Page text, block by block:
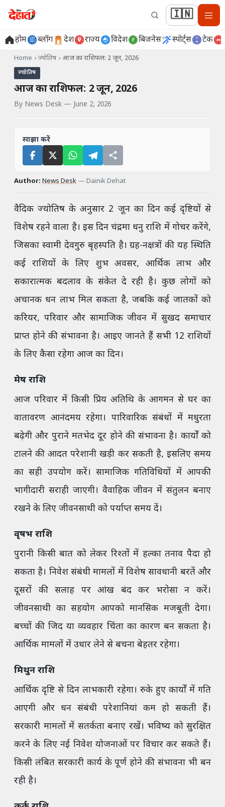
🇮🇳
होम ब्लॉग देश राज्य विदेश बिजनेस स्पोर्ट्स टेक
Home › ज्योतिष › आज का राशिफल: 2 जून, 2026
ज्योतिष
आज का राशिफल: 2 जून, 2026
By News Desk — June 2, 2026
साझा करें
Author: News Desk — Dainik Dehat
वैदिक ज्योतिष के अनुसार 2 जून का दिन कई दृष्टियों से
विशेष रहने वाला है। इस दिन चंद्रमा धनु राशि में गोचर करेंगे,
जिसका स्वामी देवगुरु बृहस्पति है। ग्रह-नक्षत्रों की यह स्थिति
कई राशियों के लिए शुभ अवसर, आर्थिक लाभ और
सकारात्मक बदलाव के संकेत दे रही है। कुछ लोगों को
अचानक धन लाभ मिल सकता है, जबकि कई जातकों को
करियर, परिवार और सामाजिक जीवन में सुखद समाचार
प्राप्त होने की संभावना है। आइए जानते हैं सभी 12 राशियों
के लिए कैसा रहेगा आज का दिन।
मेष राशि
आज परिवार में किसी प्रिय अतिथि के आगमन से घर का
वातावरण आनंदमय रहेगा। पारिवारिक संबंधों में मधुरता
बढ़ेगी और पुराने मतभेद दूर होने की संभावना है। कार्यों को
टालने की आदत परेशानी खड़ी कर सकती है, इसलिए समय
का सही उपयोग करें। सामाजिक गतिविधियों में आपकी
भागीदारी सराही जाएगी। वैवाहिक जीवन में संतुलन बनाए
रखने के लिए जीवनसाथी को पर्याप्त समय दें।
वृषभ राशि
पुरानी किसी बात को लेकर रिश्तों में हल्का तनाव पैदा हो
सकता है। निवेश संबंधी मामलों में विशेष सावधानी बरतें और
दूसरों की सलाह पर आंख बंद कर भरोसा न करें।
जीवनसाथी का सहयोग आपको मानसिक मजबूती देगा।
बच्चों की जिद या व्यवहार चिंता का कारण बन सकता है।
आर्थिक मामलों में उधार लेने से बचना बेहतर रहेगा।
मिथुन राशि
आर्थिक दृष्टि से दिन लाभकारी रहेगा। रुके हुए कार्यों में गति
आएगी और धन संबंधी परेशानियां कम हो सकती हैं।
सरकारी मामलों में सतर्कता बनाए रखें। भविष्य को सुरक्षित
करने के लिए नई निवेश योजनाओं पर विचार कर सकते हैं।
किसी लंबित सरकारी कार्य के पूर्ण होने की संभावना भी बन
रही है।